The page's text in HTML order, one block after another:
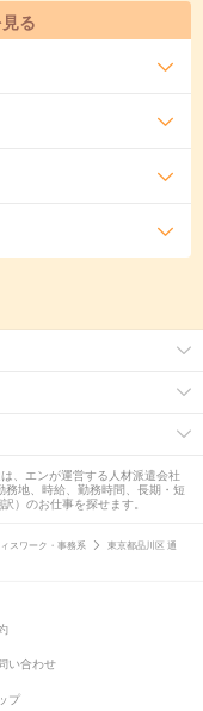
る
、エンが運営する人材派遣会社
地、時給、勤務時間、長期・短
）のお仕事を探せます。
スワーク・事務系
東京都品川区 通
い合わせ
プ